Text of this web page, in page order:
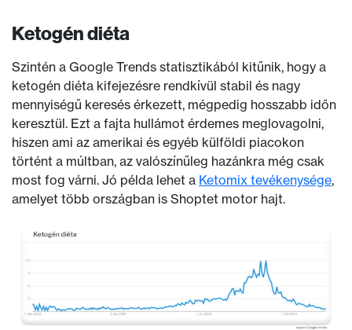
Ketogén diéta
Szintén a Google Trends statisztikából kitűnik, hogy a
ketogén diéta kifejezésre rendkívül stabil és nagy
mennyiségű keresés érkezett, mégpedig hosszabb időn
keresztül. Ezt a fajta hullámot érdemes meglovagolni,
hiszen ami az amerikai és egyéb külföldi piacokon
történt a múltban, az valószínűleg hazánkra még csak
most fog várni. Jó példa lehet a Ketomix tevékenysége,
amelyet több országban is Shoptet motor hajt.